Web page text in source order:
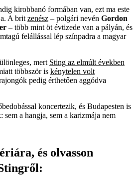
kirobbanó formában van, ezt ma este
A brit zenész – polgári nevén Gordon
– több mint öt évtizede van a pályán, és
felállással lép színpadra a magyar
mert Sting az elmúlt években
többször is kénytelen volt
pedig érthetően aggódva
koncertezik, és Budapesten is
sem a hangja, sem a karizmája nem
és olvasson